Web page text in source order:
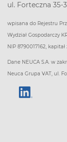
ul. Forteczna 35-
wpisana do Rejestru
Wydział Gospodarczy
NIP 8790017162,
Dane NEUCA S.A. w
Neuca Grupa VAT, ul.